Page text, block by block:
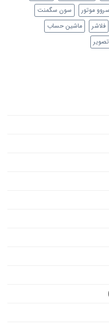
سروو موتور
سون سگمنت
فلاشر
ماشین حساب